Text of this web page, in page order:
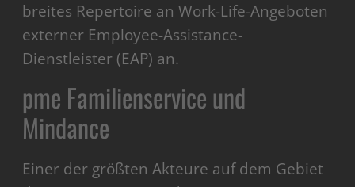
breites Repertoire an Work-Life-Angeboten
externer Employee-Assistance-
Dienstleister (EAP) an.
pme Familienservice und
Mindance
Einer der größten Akteure auf dem Gebiet